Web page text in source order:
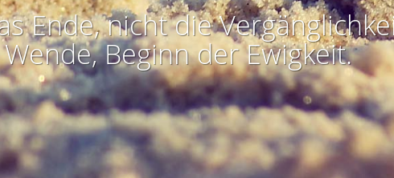
Ende, nicht die
Beginn der Ewigkeit.